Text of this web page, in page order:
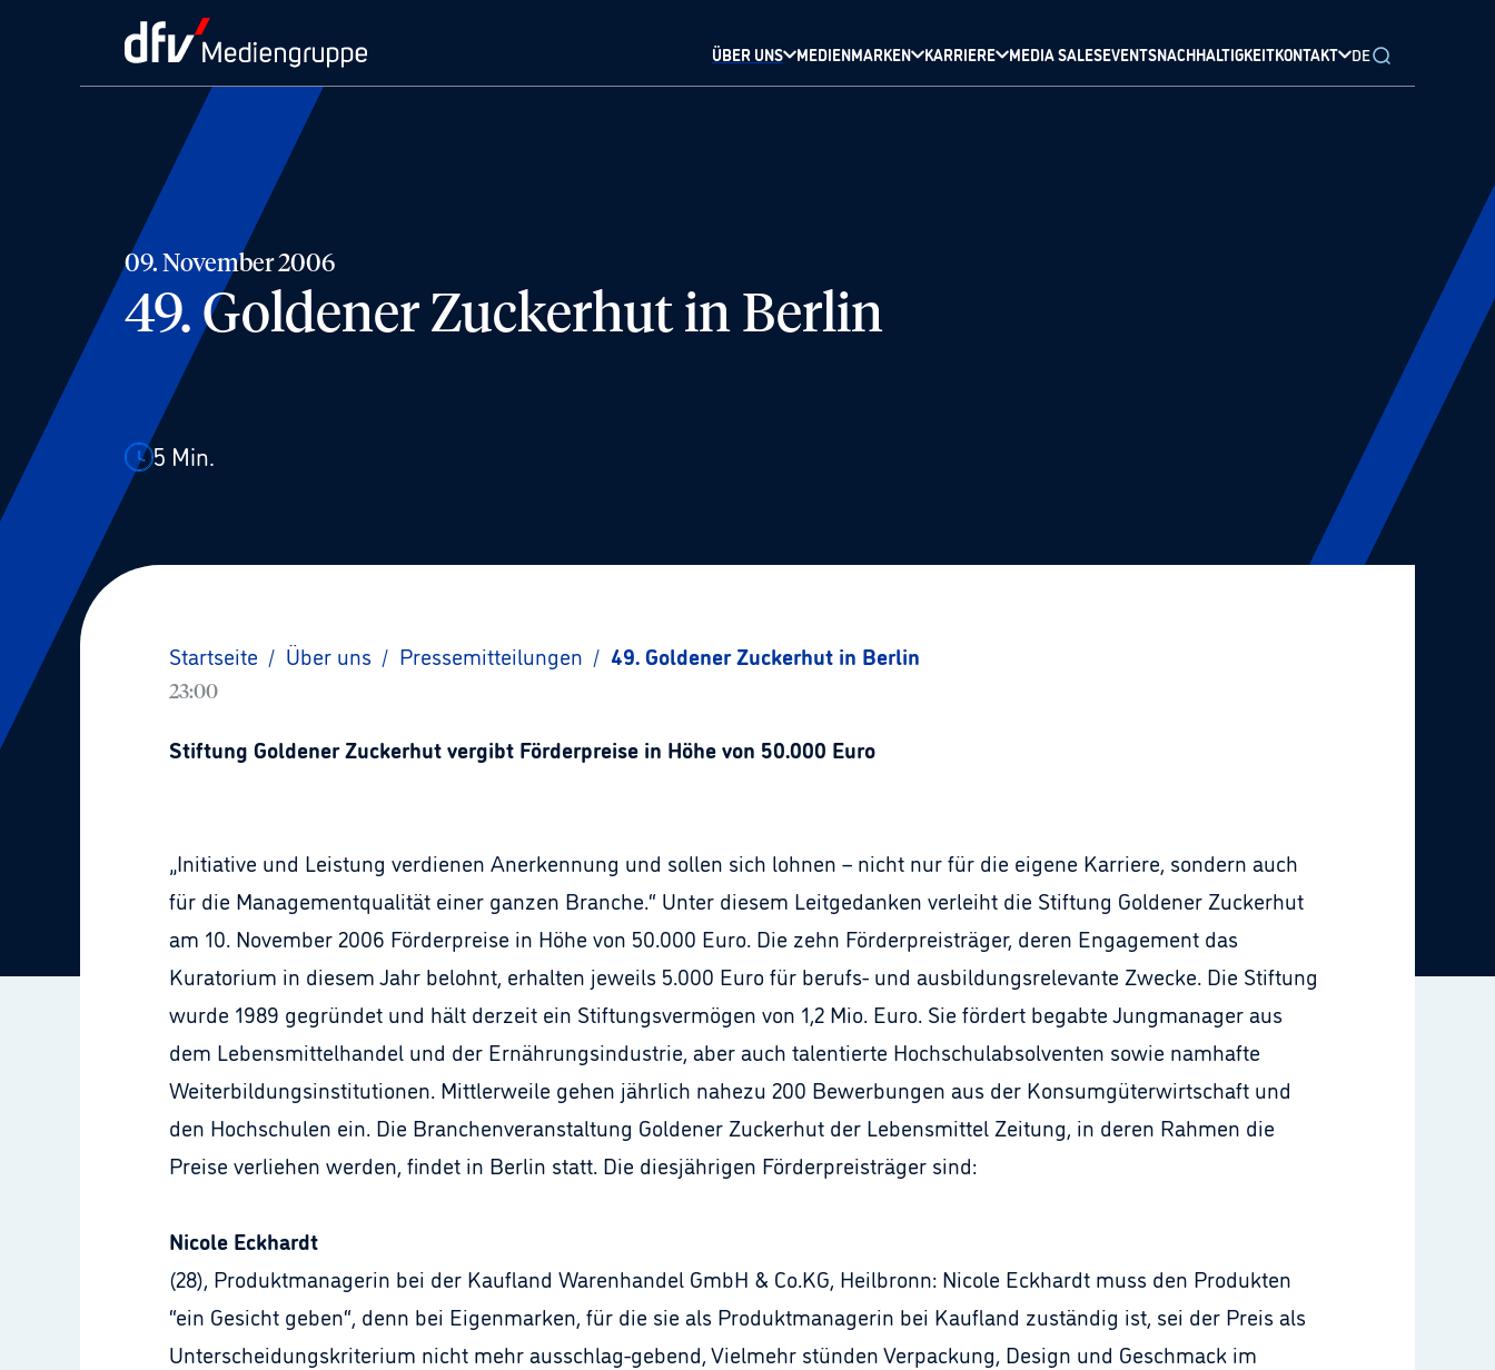
ÜBER UNS MEDIENMARKEN KARRIERE MEDIA SALESEVENTSNACHHALTIGKEITKONTAKT DE
09. November 2006
49. Goldener Zuckerhut in Berlin
5 Min.
Startseite / Über uns / Pressemitteilungen / 49. Goldener Zuckerhut in Berlin
23:00
Stiftung Goldener Zuckerhut vergibt Förderpreise in Höhe von 50.000 Euro
„Initiative und Leistung verdienen Anerkennung und sollen sich lohnen – nicht nur für die eigene Karriere, sondern auch
für die Managementqualität einer ganzen Branche.“ Unter diesem Leitgedanken verleiht die Stiftung Goldener Zuckerhut
am 10. November 2006 Förderpreise in Höhe von 50.000 Euro. Die zehn Förderpreisträger, deren Engagement das
Kuratorium in diesem Jahr belohnt, erhalten jeweils 5.000 Euro für berufs- und ausbildungsrelevante Zwecke. Die Stiftung
wurde 1989 gegründet und hält derzeit ein Stiftungsvermögen von 1,2 Mio. Euro. Sie fördert begabte Jungmanager aus
dem Lebensmittelhandel und der Ernährungsindustrie, aber auch talentierte Hochschulabsolventen sowie namhafte
Weiterbildungsinstitutionen. Mittlerweile gehen jährlich nahezu 200 Bewerbungen aus der Konsumgüterwirtschaft und
den Hochschulen ein. Die Branchenveranstaltung Goldener Zuckerhut der Lebensmittel Zeitung, in deren Rahmen die
Preise verliehen werden, findet in Berlin statt. Die diesjährigen Förderpreisträger sind:
Nicole Eckhardt
(28), Produktmanagerin bei der Kaufland Warenhandel GmbH & Co.KG, Heilbronn: Nicole Eckhardt muss den Produkten
“ein Gesicht geben“, denn bei Eigenmarken, für die sie als Produktmanagerin bei Kaufland zuständig ist, sei der Preis als
Unterscheidungskriterium nicht mehr ausschlag-gebend, Vielmehr stünden Verpackung, Design und Geschmack im